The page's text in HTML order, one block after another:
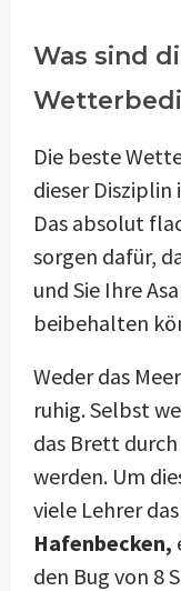
Was sind
Die beste
dieser Disziplin
Das absolut
sorgen dafür,
und Sie Ihre
beibehalten
Weder das
ruhig. Selbst
das Brett
werden. Um
viele Lehrer
Hafenbecken,
den Bug von 8